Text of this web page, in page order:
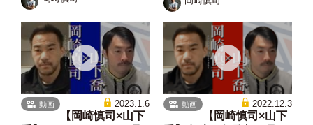
動画 2023.1.6
【岡崎慎司×山下
動画 2022.12.3
【岡崎慎司×山下